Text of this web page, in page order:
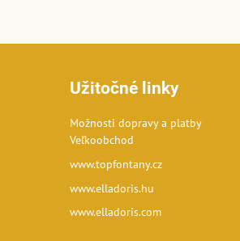
Užitočné linky
Možnosti dopravy a platby
Veľkoobchod
www.topfontany.cz
www.elladoris.hu
www.elladoris.com